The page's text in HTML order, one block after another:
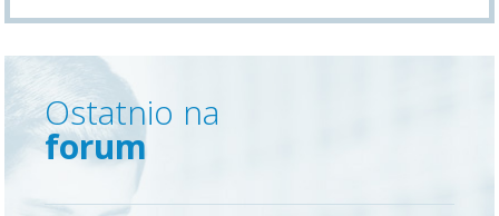
Ostatnio na
forum